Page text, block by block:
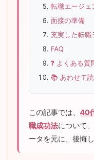
転職エージェ
面接の準備
充実した転職
FAQ
❓ よくある質
📚 あわせて
この記事では、 40
職成功法について
ータを元に、後悔